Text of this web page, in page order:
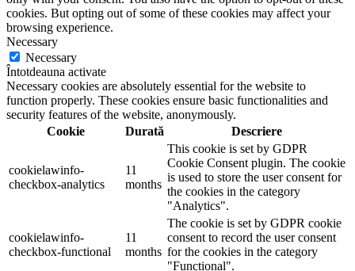
cookies. But opting out of some of these cookies may affect your
browsing experience.
Necessary
Necessary
Întotdeauna activate
Necessary cookies are absolutely essential for the website to
function properly. These cookies ensure basic functionalities and
security features of the website, anonymously.
Cookie
Durată Descriere
cookielawinfo-
checkbox-analytics
11
months
This cookie is set by GDPR
Cookie Consent plugin. The cookie
is used to store the user consent for
the cookies in the category
"Analytics".
cookielawinfo-
checkbox-functional
11
months
The cookie is set by GDPR cookie
consent to record the user consent
for the cookies in the category
"Functional".